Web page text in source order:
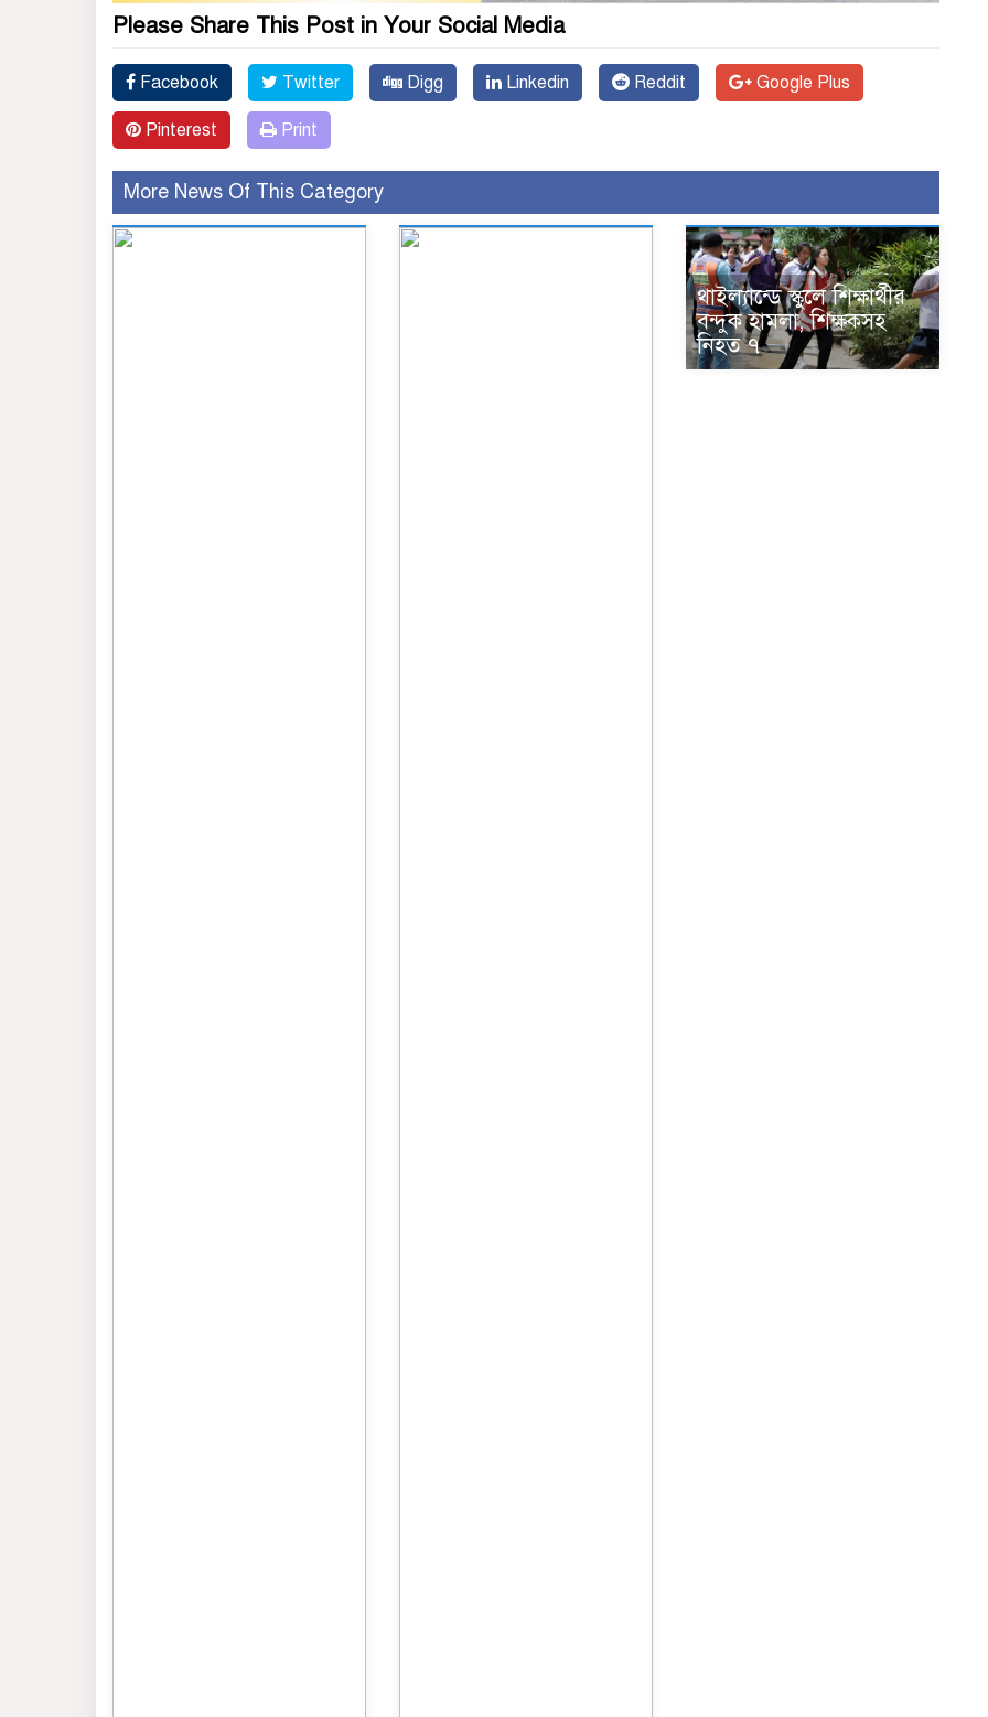
Please Share This Post in Your Social Media
Facebook Twitter Digg Linkedin Reddit Google Plus
Pinterest Print
More News Of This Category
থাইল্যান্ডে স্কুলে শিক্ষার্থীর
বন্দুক হামলা, শিক্ষকসহ
নিহত ৭